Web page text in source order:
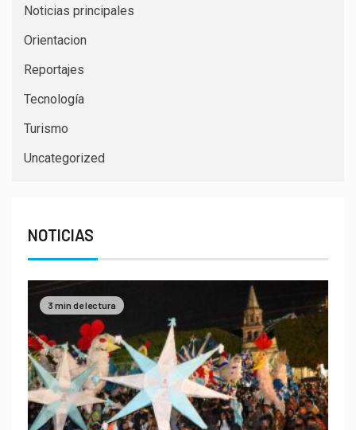
Noticias principales
Orientacion
Reportajes
Tecnología
Turismo
Uncategorized
NOTICIAS
3 min de lectura